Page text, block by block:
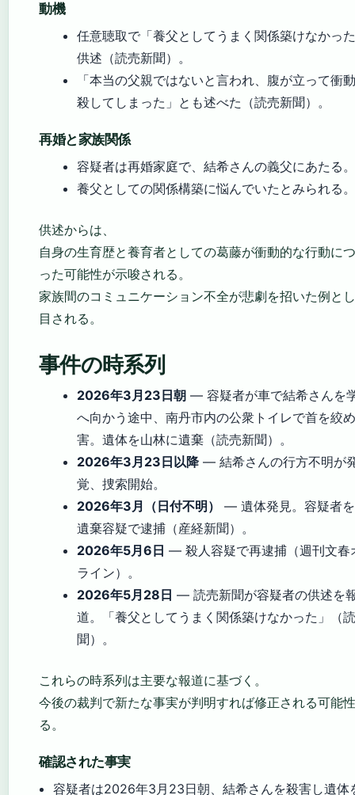
動機
任意聴取で「養父としてうまく関係築けなかっ
供述（読売新聞）。
「本当の父親ではないと言われ、腹が立って衝
殺してしまった」とも述べた（読売新聞）。
再婚と家族関係
容疑者は再婚家庭で、結希さんの義父にあたる。
養父としての関係構築に悩んでいたとみられる。
供述からは、
自身の生育歴と養育者としての葛藤が衝動的な行動に
った可能性が示唆される。
家族間のコミュニケーション不全が悲劇を招いた例と
目される。
事件の時系列
2026年3月23日朝 — 容疑者が車で結希さんを
へ向かう途中、南丹市内の公衆トイレで首を絞
害。遺体を山林に遺棄（読売新聞）。
2026年3月23日以降 — 結希さんの行方不明が
覚、捜索開始。
2026年3月（日付不明）
— 遺体発見。容疑者
遺棄容疑で逮捕（産経新聞）。
2026年5月6日 — 殺人容疑で再逮捕（週刊文春
ライン）。
2026年5月28日 — 読売新聞が容疑者の供述を
道。「養父としてうまく関係築けなかった」（
聞）。
これらの時系列は主要な報道に基づく。
今後の裁判で新たな事実が判明すれば修正される可能
る。
確認された事実
容疑者は2026年3月23日朝、結希さんを殺害し遺体